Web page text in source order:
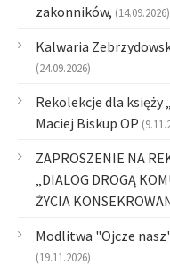
zakonników, (14.09.2026)
Kalwaria
(24.09.2026)
Rekolekcje dla księży
Maciej Biskup OP
ZAPROSZENIE NA
„DIALOG DROGĄ
ŻYCIA
Modlitwa "Ojcze
(19.11.2026)